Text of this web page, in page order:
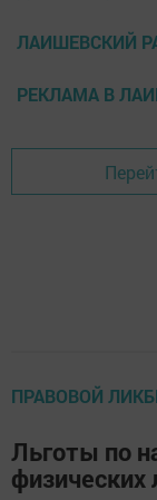
ЛАИШЕВСКИЙ
РЕКЛАМА В
ПРАВОВОЙ
Льготы по
физических